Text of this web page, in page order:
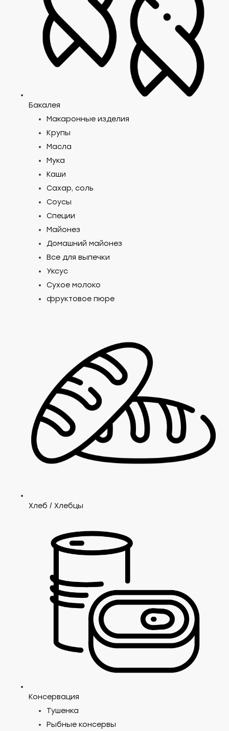
Бакалея
Макаронные изделия
Крупы
Масла
Мука
Каши
Сахар, соль
Соусы
Специи
Майонез
Домашний майонез
Все для выпечки
Уксус
Сухое молоко
фруктовое пюре
Хлеб / Хлебцы
Консервация
Тушенка
Рыбные консервы